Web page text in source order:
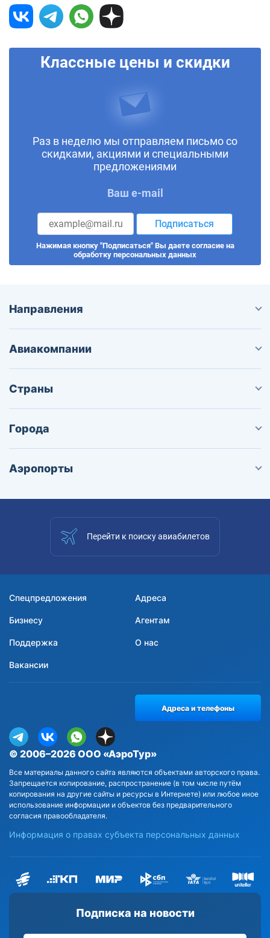
Классные цены и скидки
Раз в неделю мы отправляем письмо со
скидками, акциями и специальными
предложениями
Ваш e-mail
Подписаться
Нажимая кнопку "Подписаться" Вы даете согласие на
обработку персональных данных
Направления
Авиакомпании
Страны
Города
Аэропорты
Перейти к поиску авиабилетов
Спецпредложения Адреса
Бизнесу Агентам
Поддержка О нас
Вакансии
Подписка на новости
© 2006–2026 ООО «АэроТур»
Все материалы данного сайта являются объектами авторского права.
Запрещается копирование, распространение (в том числе путём
копирования на другие сайты и ресурсы в Интернете) или любое иное
использование информации и объектов без предварительного
согласия правообладателя.
Информация о правах субъекта персональных данных
Адреса и телефоны